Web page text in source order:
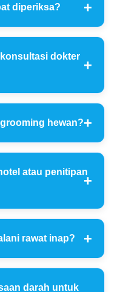
diperiksa?
dokter
hewan?
atau penitipan
rawat inap?
darah untuk